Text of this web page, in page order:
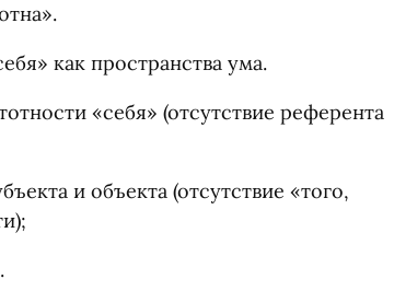
как пространства ума.
«себя» (отсутствие референта
и объекта (отсутствие «того,